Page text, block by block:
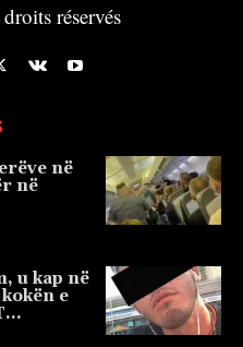
réservés
në
në
u kap në
e